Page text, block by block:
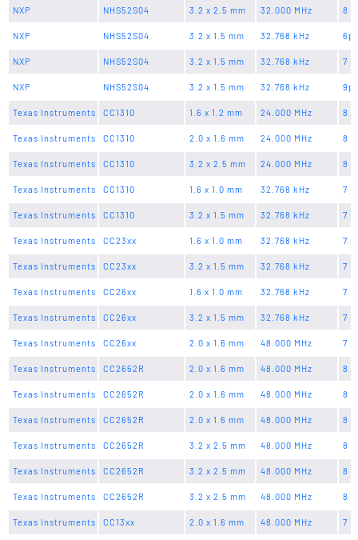
NXP NHS52S04 3.2 x 2.5 mm 32.000 MHz 8
NXP NHS52S04 3.2 x 1.5 mm 32.768 kHz
NXP NHS52S04 3.2 x 1.5 mm 32.768 kHz 7
NXP NHS52S04 3.2 x 1.5 mm 32.768 kHz
Texas Instruments CC1310 1.6 x 1.2 mm 24.000 MHz 8
Texas Instruments CC1310 2.0 x 1.6 mm 24.000 MHz 8
Texas Instruments CC1310 3.2 x 2.5 mm 24.000 MHz 8
Texas Instruments CC1310 1.6 x 1.0 mm 32.768 kHz 7
Texas Instruments CC1310 3.2 x 1.5 mm 32.768 kHz 7
Texas Instruments CC23xx 1.6 x 1.0 mm 32.768 kHz 7
Texas Instruments CC23xx 3.2 x 1.5 mm 32.768 kHz 7
Texas Instruments CC26xx 1.6 x 1.0 mm 32.768 kHz 7
Texas Instruments CC26xx 3.2 x 1.5 mm 32.768 kHz 7
Texas Instruments CC26xx 2.0 x 1.6 mm 48.000 MHz 7
Texas Instruments CC2652R 2.0 x 1.6 mm 48.000 MHz 8
Texas Instruments CC2652R 2.0 x 1.6 mm 48.000 MHz 8
Texas Instruments CC2652R 2.0 x 1.6 mm 48.000 MHz 8
Texas Instruments CC2652R 3.2 x 2.5 mm 48.000 MHz 8
Texas Instruments CC2652R 3.2 x 2.5 mm 48.000 MHz 8
Texas Instruments CC2652R 3.2 x 2.5 mm 48.000 MHz 8
Texas Instruments CC13xx 2.0 x 1.6 mm 48.000 MHz 7